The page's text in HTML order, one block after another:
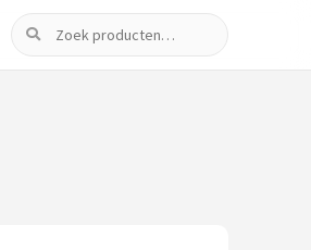
Zoeken